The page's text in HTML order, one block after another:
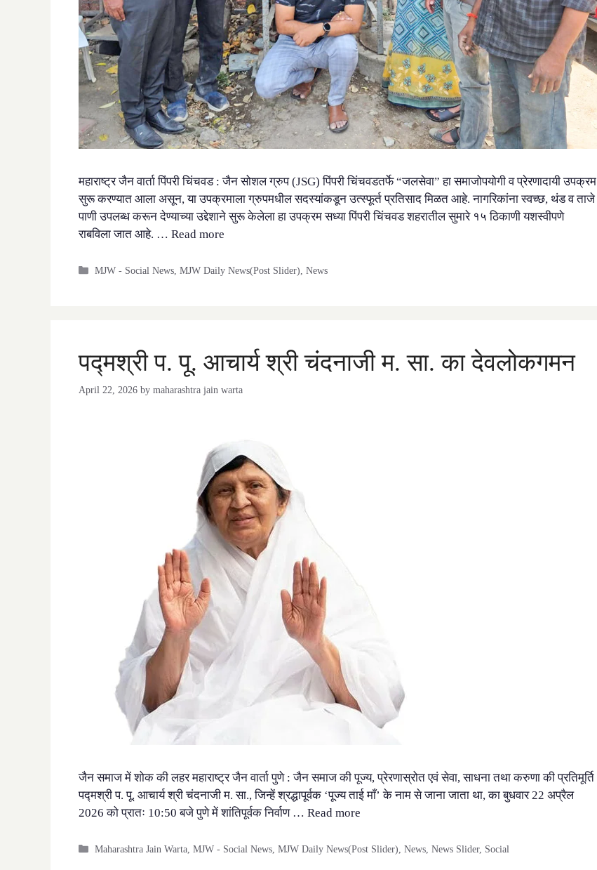
महाराष्ट्र जैन वार्ता पिंपरी चिंचवड : जैन सोशल ग्रुप (JSG) पिंपरी चिंचवडतर्फे “जलसेवा” हा समाजोपयोगी व प्रेरणादायी उपक्रम
सुरू करण्यात आला असून, या उपक्रमाला ग्रुपमधील सदस्यांकडून उत्स्फूर्त प्रतिसाद मिळत आहे. नागरिकांना स्वच्छ, थंड व ताजे
पाणी उपलब्ध करून देण्याच्या उद्देशाने सुरू केलेला हा उपक्रम सध्या पिंपरी चिंचवड शहरातील सुमारे १५ ठिकाणी यशस्वीपणे
राबविला जात आहे. … Read more
Categories
MJW - Social News ,MJW Daily News(Post Slider) ,News
पद्मश्री प. पू. आचार्य श्री चंदनाजी म. सा. का देवलोकगमन
April 22, 2026 by maharashtra jain warta
जैन समाज में शोक की लहर महाराष्ट्र जैन वार्ता पुणे : जैन समाज की पूज्य, प्रेरणास्रोत एवं सेवा, साधना तथा करुणा की प्रतिमूर्ति
पद्मश्री प. पू. आचार्य श्री चंदनाजी म. सा., जिन्हें श्रद्धापूर्वक ‘पूज्य ताई माँ’ के नाम से जाना जाता था, का बुधवार 22 अप्रैल
2026 को प्रातः 10:50 बजे पुणे में शांतिपूर्वक निर्वाण … Read more
Categories
Maharashtra Jain Warta ,MJW - Social News ,MJW Daily News(Post Slider) ,News ,News Slider, Social